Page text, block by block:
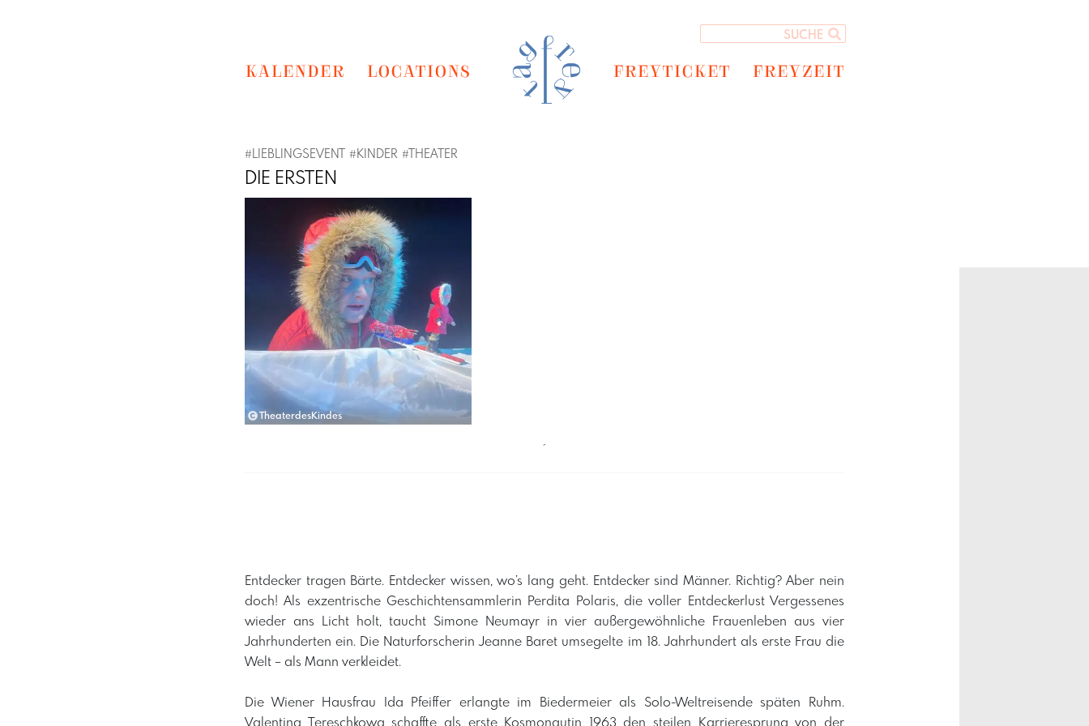
KALENDER LOCATIONS FREYTICKET FREYZEIT
#LIEBLINGSEVENT #KINDER # THEATER
DIE ERSTEN
TheaterdesKindes
Previous Next
´
Entdecker tragen Bärte. Entdecker wissen, wo’s lang geht. Entdecker sind Männer. Richtig? Aber nein
doch! Als exzentrische Geschichtensammlerin Perdita Polaris, die voller Entdeckerlust Vergessenes
wieder ans Licht holt, taucht Simone Neumayr in vier außergewöhnliche Frauenleben aus vier
Jahrhunderten ein. Die Naturforscherin Jeanne Baret umsegelte im 18. Jahrhundert als erste Frau die
Welt – als Mann verkleidet.
Die Wiener Hausfrau Ida Pfeiffer erlangte im Biedermeier als Solo-Weltreisende späten Ruhm.
Valentina Tereschkowa schaffte als erste Kosmonautin 1963 den steilen Karrieresprung von der